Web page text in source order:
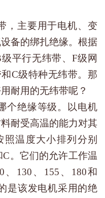
主要用于电机、变
备的绑扎绝缘。根据
平行无纬带、F级网
C级特种无纬带。那
耐用的无纬带呢？
绝缘等级。以电机
耐受高温的能力对其
温度大小排列分别
。它们的允许工作温
、130、155、180和
是该发电机采用的绝